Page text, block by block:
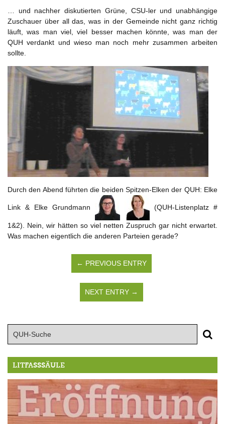
… und nachher diskutierten Grüne, CSU-ler und unabhängige
Zuschauer über all das, was in der Gemeinde nicht ganz richtig
läuft, was man viel, viel besser machen könnte, was man der
QUH verdankt und wieso man noch mehr zusammen arbeiten
sollte.
Durch den Abend führten die beiden Spitzen-Elken der QUH: Elke
Link & Elke Grundmann (QUH-Listenplatz #
1&2). Nein, wir hätten so viel netten Zuspruch gar nicht erwartet.
Was machen eigentlich die anderen Parteien gerade?
← PREVIOUS ENTRY
NEXT ENTRY →
LITFASSSÄULE